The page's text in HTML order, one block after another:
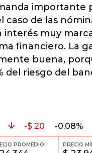
importante
caso de las
interés muy
financiero. La
buena,
del riesgo del